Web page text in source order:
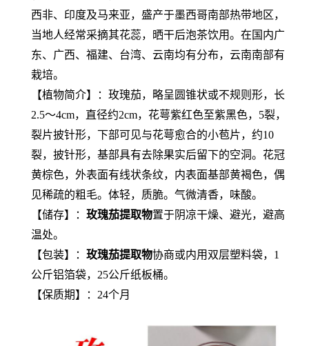
西非、印度及马来亚，盛产于墨西哥南部热带地区，
当地人经常采摘其花蕊，晒干后泡茶饮用。在国内广
东、广西、福建、台湾、云南均有分布，云南南部有
栽培。
【植物简介】：玫瑰茄，略呈圆锥状或不规则形，长
2.5～4cm，直径约2cm，花萼紫红色至紫黑色，5裂，
裂片披针形，下部可见与花萼愈合的小苞片，约10
裂，披针形，基部具有去除果实后留下的空洞。花冠
黄棕色，外表面有线状条纹，内表面基部黄褐色，偶
见稀疏的粗毛。体轻，质脆。气微清香，味酸。
【储存】： 玫瑰茄提取物置于阴凉干燥、避光，避高
温处。
【包装】： 玫瑰茄提取物协商或内用双层塑料袋，1
公斤铝箔袋，25公斤纸板桶。
【保质期】：24个月